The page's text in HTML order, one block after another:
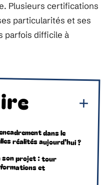
Plusieurs certifications
particularités et ses
parfois difficile à
dans le
réalités aujourd’hui ?
son projet : tour
formations et